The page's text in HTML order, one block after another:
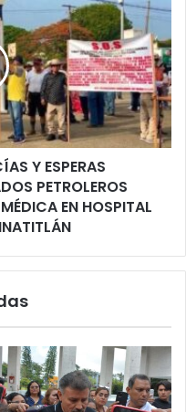
Y ESPERAS
PETROLEROS
EN HOSPITAL